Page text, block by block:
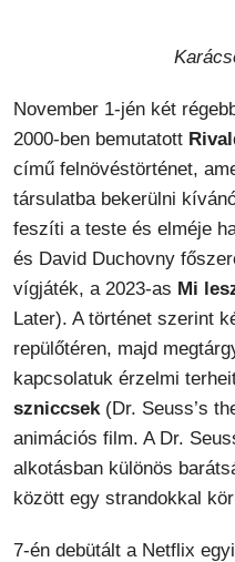
November 1-jén két
2000-ben bemutatott
című felnövéstörténet,
társulatba bekerülni
feszíti a teste és elméje
és David Duchovny
vígjáték, a 2023-as Mi
Later). A történet szerint
repülőtéren, majd
kapcsolatuk érzelmi
szniccsek (Dr. Seuss’s
animációs film. A Dr.
alkotásban különös
között egy strandokkal
7-én debütált a Netflix